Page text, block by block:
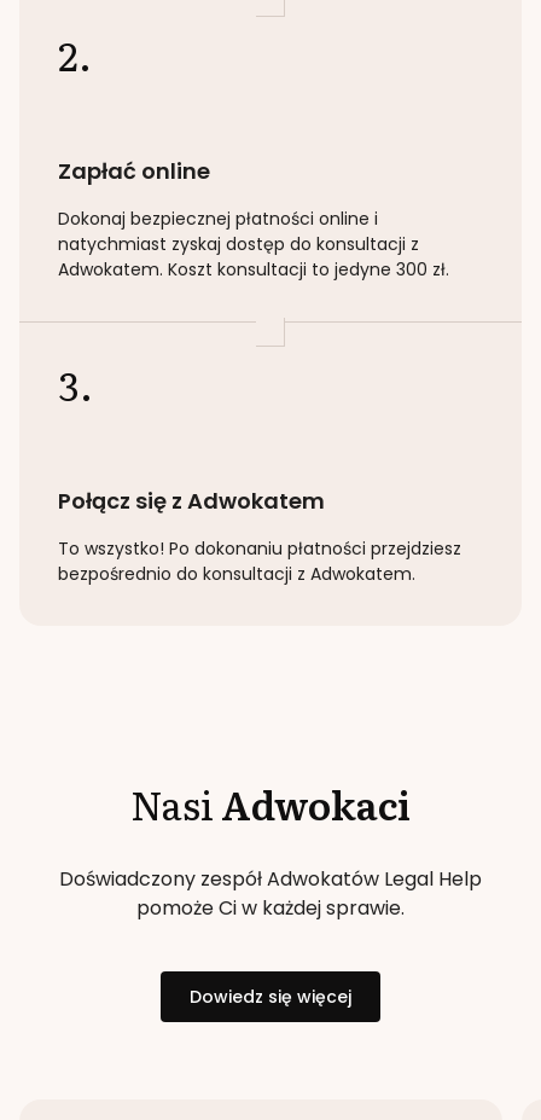
2.
Zapłać online
Dokonaj bezpiecznej płatności online i
natychmiast zyskaj dostęp do konsultacji z
Adwokatem. Koszt konsultacji to jedyne 300 zł.
3.
Połącz się z Adwokatem
To wszystko! Po dokonaniu płatności przejdziesz
bezpośrednio do konsultacji z Adwokatem.
NasiAdwokaci
Doświadczony zespół Adwokatów Legal Help
pomoże Ci w każdej sprawie.
Dowiedz się więcej